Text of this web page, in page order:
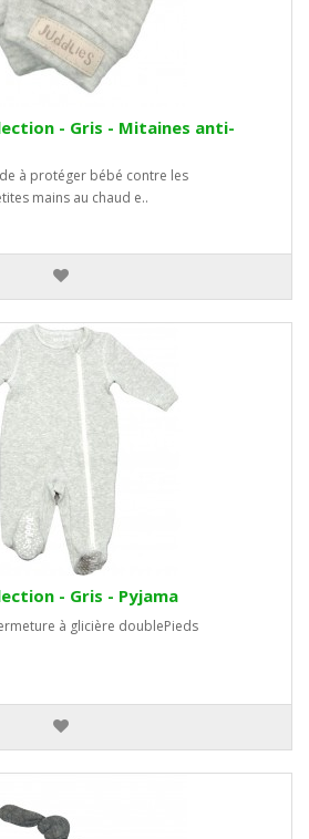
- Gris - Mitaines anti-
à protéger bébé contre les
mains au chaud e..
- Gris - Pyjama
à glicière doublePieds